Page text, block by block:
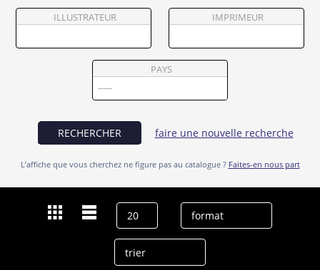
Vendre
ILLUSTRATEUR IMPRIMEUR
PAYS
RECHERCHER faire une nouvelle recherche
L’affiche que vous cherchez ne figure pas au catalogue ? Faites-en nous part